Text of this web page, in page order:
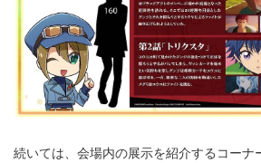
続いては、会場内の展示を紹介するコーナ